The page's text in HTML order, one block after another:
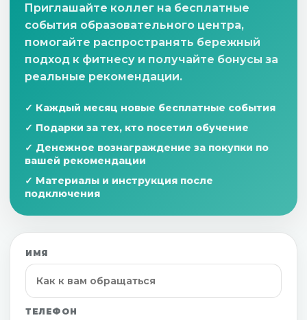
Приглашайте коллег на бесплатные
события образовательного центра,
помогайте распространять бережный
подход к фитнесу и получайте бонусы за
реальные рекомендации.
✓ Каждый месяц новые бесплатные события
✓ Подарки за тех, кто посетил обучение
✓ Денежное вознаграждение за покупки по
вашей рекомендации
✓ Материалы и инструкция после
подключения
ИМЯ
ТЕЛЕФОН